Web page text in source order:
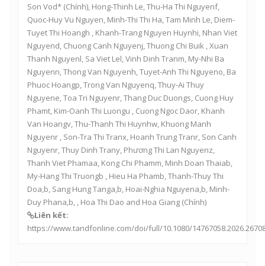
Son Vod* (Chính), Hong-Thinh Le, Thu-Ha Thi Nguyenf,
Quoc-Huy Vu Nguyen Minh-Thi Thi Ha Tam Minh Le , Diem-
Tuyet Thi Hoangh , Khanh-Trang Nguyen Huynhi, Nhan Viet
Nguyend, Chuong Canh Nguyenj, Thuong Chi Buik , Xuan
Thanh Nguyenl, Sa Viet Lel, Vinh Dinh Tranm, My-Nhi Ba
Nguyenn, Thong Van Nguyenh, Tuyet-Anh Thi Nguyeno, Ba
Phuoc Hoangp, Trong Van Nguyenq, Thuy-Ai Thuy
Nguyene, Toa Tri Nguyenr, Thang Duc Duongs, Cuong Huy
Phamt, Kim-Oanh Thi Luongu , Cuong Ngoc Daor, Khanh
Van Hoangv, Thu-Thanh Thi Huynhw, Khuong Manh
Nguyenr , Son-Tra Thi Tranx, Hoanh Trung Tranr, Son Canh
Nguyenr, Thuy Dinh Trany, Phương Thi Lan Nguyenz,
Thanh Viet Phamaa, Kong Chi Phamm, Minh Doan Thaiab,
My-Hang Thi Truongb , Hieu Ha Phamb, Thanh-Thuy Thi
Doa,b, Sang Hung Tanga,b, Hoai-Nghia Nguyena,b, Minh-
Duy Phana,b, , Hoa Thi Dao and Hoa Giang (Chính)
Liên kết:
https://www.tandfonline.com/doi/full/10.1080/